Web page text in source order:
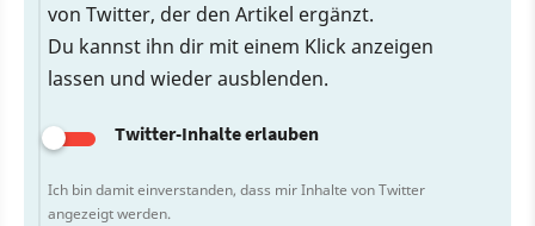
von Twitter, der den Artikel ergänzt.
Du kannst ihn dir mit einem Klick anzeigen
lassen und wieder ausblenden.
Twitter-Inhalte erlauben
Ich bin damit einverstanden, dass mir Inhalte von Twitter
angezeigt werden.